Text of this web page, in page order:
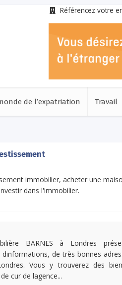
Référencez votre
de l’expatriation Travail
immobilier, acheter une
dans l'immobilier.
BARNES à Londres
de très bonnes
Vous y trouverez des
cur de lagence...